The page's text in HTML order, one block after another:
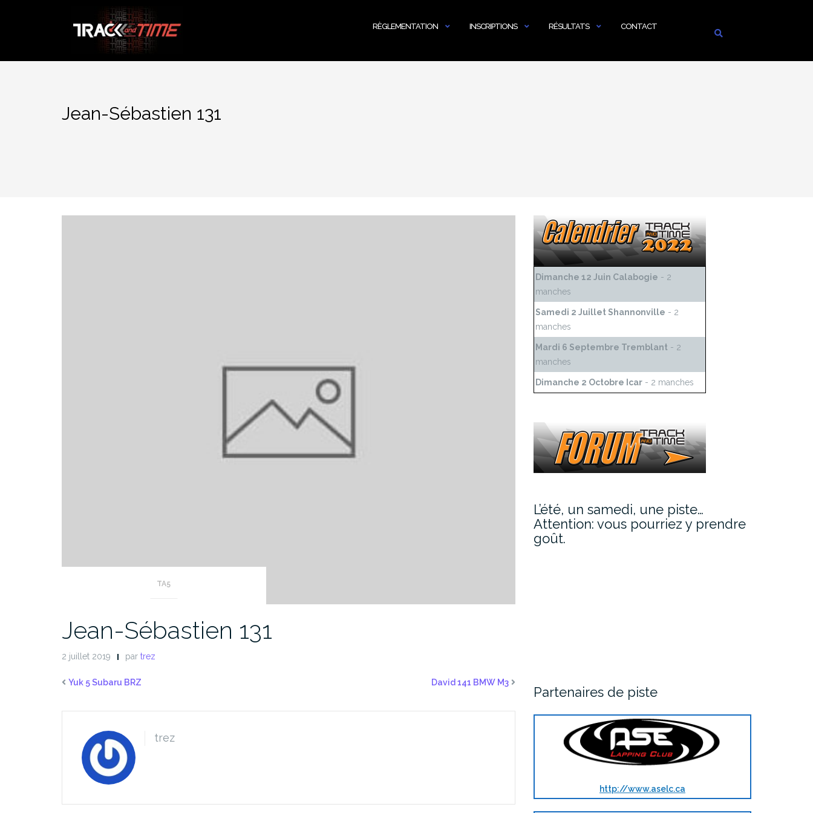
RÈGLEMENTATION INSCRIPTIONS RÉSULTATS CONTACT
Jean-Sébastien 131
TA5
Jean-Sébastien 131
2 juillet 2019 par trez
Yuk 5 Subaru BRZ David 141 BMW M3
trez
Dimanche 12 Juin Calabogie - 2
manches
Samedi 2 Juillet Shannonville - 2
manches
Mardi 6 Septembre Tremblant - 2
manches
Dimanche 2 Octobre Icar - 2 manches
L’été, un samedi, une piste…
Attention: vous pourriez y prendre
goût.
Partenaires de piste
http://www.aselc.ca